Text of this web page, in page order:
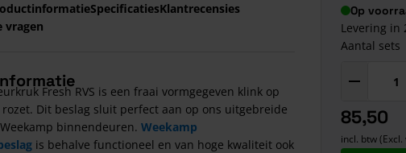
SpecificatiesKlantrecensies
vragen
Fresh RVS is een fraai vormgegeven klink op
Dit beslag sluit perfect aan op ons uitgebreide
binnendeuren. Weekamp
is behalve functioneel en van hoge kwaliteit ook
Op
Levering in
Aantal sets
85,50
incl. btw